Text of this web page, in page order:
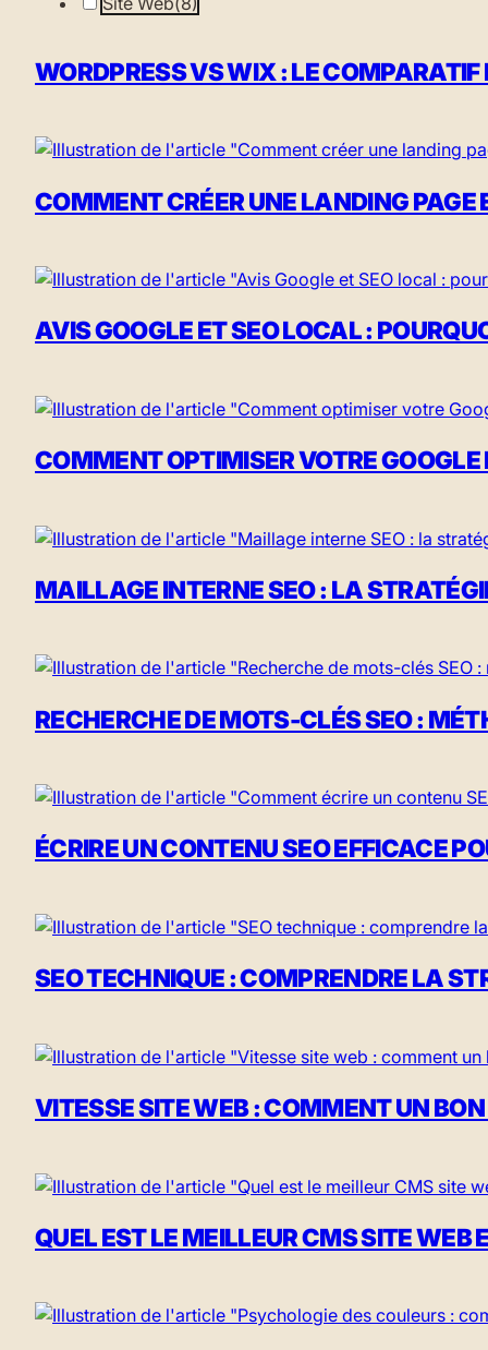
WORDPRESS VS WIX : LE
COMMENT CRÉER UNE LANDING
AVIS GOOGLE ET SEO LOCAL :
COMMENT OPTIMISER VOTRE GOOGLE
MAILLAGE INTERNE SEO : LA
RECHERCHE DE MOTS-CLÉS SEO :
ÉCRIRE UN CONTENU SEO EFFICACE
SEO TECHNIQUE : COMPRENDRE LA
VITESSE SITE WEB : COMMENT UN
QUEL EST LE MEILLEUR CMS SITE